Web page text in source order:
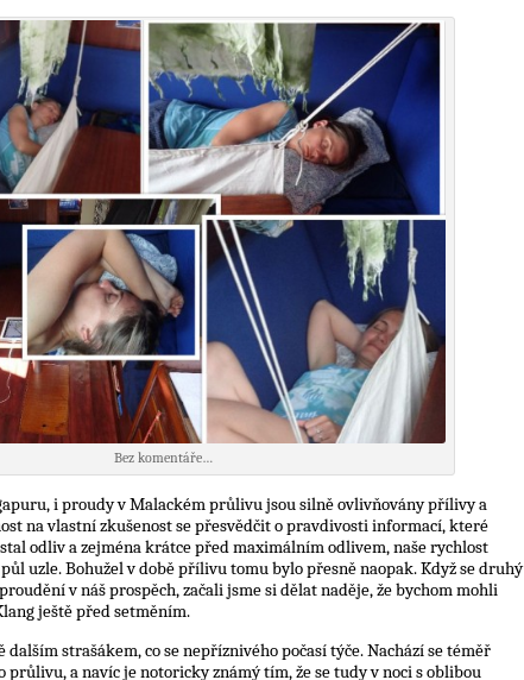
Bez komentáře…
i proudy v Malackém průlivu jsou silně ovlivňovány přílivy a
na vlastní zkušenost se přesvědčit o pravdivosti informací, které
odliv a zejména krátce před maximálním odlivem, naše rychlost
uzle. Bohužel v době přílivu tomu bylo přesně naopak. Když se druhý
v náš prospěch, začali jsme si dělat naděje, že bychom mohli
ještě před setměním.
dalším strašákem, co se nepříznivého počasí týče. Nachází se téměř
průlivu, a navíc je notoricky známý tím, že se tudy v noci s oblibou